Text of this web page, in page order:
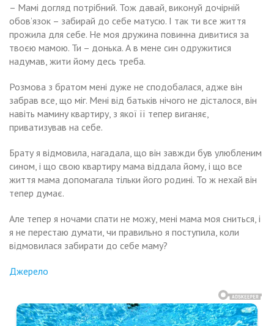
– Мамі догляд потрібний. Тож давай, виконуй дочірній
обов’язок – забирай до себе матусю. І так ти все життя
прожила для себе. Не моя дружина повинна дивитися за
твоєю мамою. Ти – донька. А в мене син одружитися
надумав, жити йому десь треба.
Розмова з братом мені дуже не сподобалася, адже він
забрав все, що міг. Мені від батьків нічого не дісталося, він
навіть мамину квартиру, з якої її тепер виганяє,
приватизував на себе.
Брату я відмовила, нагадала, що він завжди був улюбленим
сином, і що свою квартиру мама віддала йому, і що все
життя мама допомагала тільки його родині. То ж нехай він
тепер думає.
Але тепер я ночами спати не можу, мені мама моя сниться, і
я не перестаю думати, чи правильно я поступила, коли
відмовилася забирати до себе маму?
Джерело